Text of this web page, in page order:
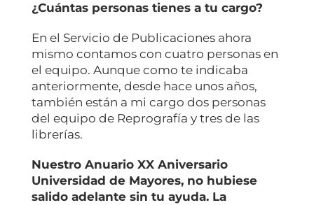
¿Cuántas personas tienes a tu cargo?
En el Servicio de Publicaciones ahora
mismo contamos con cuatro personas en
el equipo. Aunque como te indicaba
anteriormente, desde hace unos años,
también están a mi cargo dos personas
del equipo de Reprografía y tres de las
librerías.
Nuestro Anuario XX Aniversario
Universidad de Mayores, no hubiese
salido adelante sin tu ayuda. La